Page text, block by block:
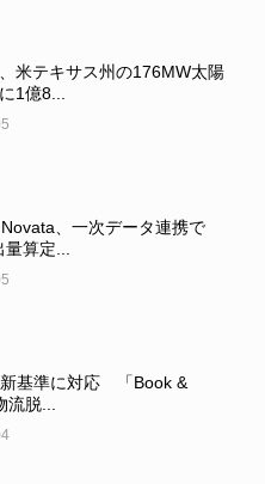
米テキサス州の176MW太陽
1億8...
、一次データ連携で
算定...
新基準に対応 「Book &
脱...